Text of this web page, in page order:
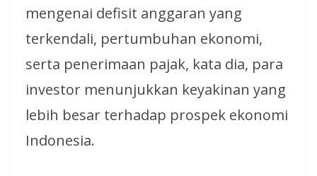
mengenai defisit anggaran yang
terkendali, pertumbuhan ekonomi,
serta penerimaan pajak, kata dia, para
investor menunjukkan keyakinan yang
lebih besar terhadap prospek ekonomi
Indonesia.